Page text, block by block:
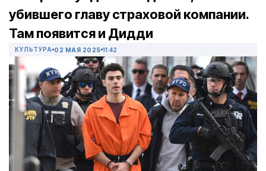
убившего главу страховой компании.
Там появится и Дидди
КУЛЬТУРА 02 МАЯ 2025 11:42